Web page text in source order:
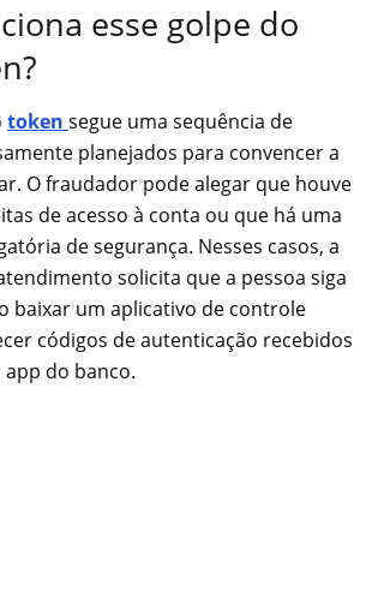
esse golpe do
token segue uma sequência de
planejados para convencer a
O fraudador pode alegar que houve
de acesso à conta ou que há uma
de segurança. Nesses casos, a
solicita que a pessoa siga
baixar um aplicativo de controle
códigos de autenticação recebidos
app do banco.